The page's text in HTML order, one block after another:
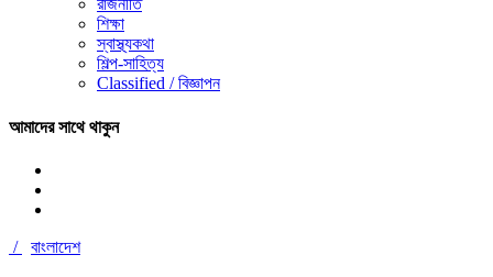
রাজনীতি
শিক্ষা
স্বাস্থ্যকথা
শিল্প-সাহিত্য
Classified / বিজ্ঞাপন
আমাদের সাথে থাকুন
/ বাংলাদেশ